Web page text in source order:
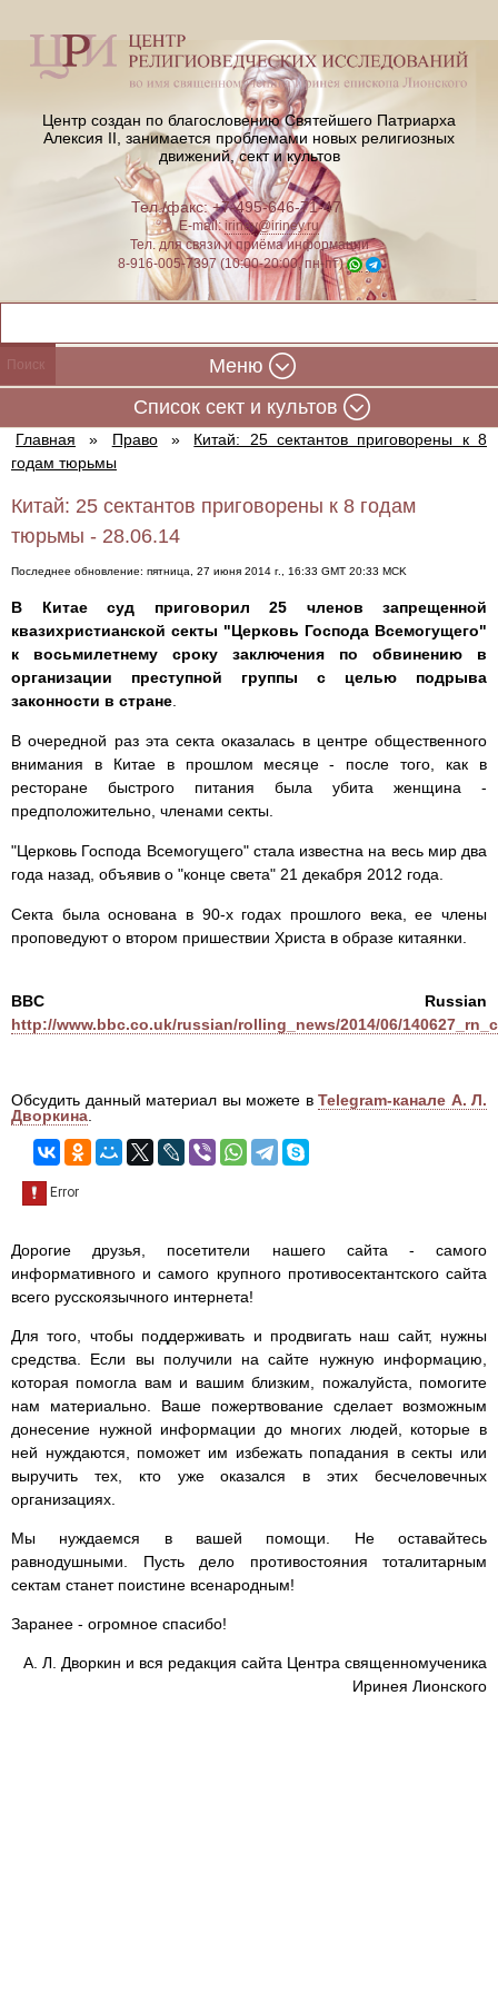
Центр создан по благословению Святейшего Патриарха
Алексия II, занимается проблемами новых религиозных
движений, сект и культов
Тел./факс: +7-495-646-71-47
E-mail:iriney@iriney.ru
Тел. для связи и приёма информации
8-916-005-7397 (10:00-20:00, пн-пт)
Меню
Cписок сект и культов
Главная » Право »
Китай: 25 сектантов приговорены к 8
годам тюрьмы
Китай: 25 сектантов приговорены к 8 годам
тюрьмы - 28.06.14
Последнее обновление: пятница, 27 июня 2014 г., 16:33 GMT 20:33 MCK
В Китае суд приговорил 25 членов запрещенной
квазихристианской секты "Церковь Господа Всемогущего"
к восьмилетнему сроку заключения по обвинению в
организации преступной группы с целью подрыва
законности в стране
В очередной раз эта секта оказалась в центре общественного
внимания в Китае в прошлом месяце - после того, как в
ресторане быстрого питания была убита женщина -
предположительно, членами секты.
"Церковь Господа Всемогущего" стала известна на весь мир два
года назад, объявив о "конце света" 21 декабря 2012 года.
Секта была основана в 90-х годах прошлого века, ее члены
проповедуют о втором пришествии Христа в образе китаянки.
BBC Russian
http://www.bbc.co.uk/russian/rolling_news/2014/06/
Обсудить данный материал вы можете в Telegram-канале А. Л.
Дворкина
Дорогие друзья, посетители нашего сайта - самого
информативного и самого крупного противосектантского сайта
всего русскоязычного интернета!
Для того, чтобы поддерживать и продвигать наш сайт, нужны
средства. Если вы получили на сайте нужную информацию,
которая помогла вам и вашим близким, пожалуйста, помогите
нам материально. Ваше пожертвование сделает возможным
донесение нужной информации до многих людей, которые в
ней нуждаются, поможет им избежать попадания в секты или
выручить тех, кто уже оказался в этих бесчеловечных
организациях.
Мы нуждаемся в вашей помощи. Не оставайтесь
равнодушными. Пусть дело противостояния тоталитарным
сектам станет поистине всенародным!
Заранее - огромное спасибо!
А. Л. Дворкин и вся редакция сайта Центра священномученика
Иринея Лионского